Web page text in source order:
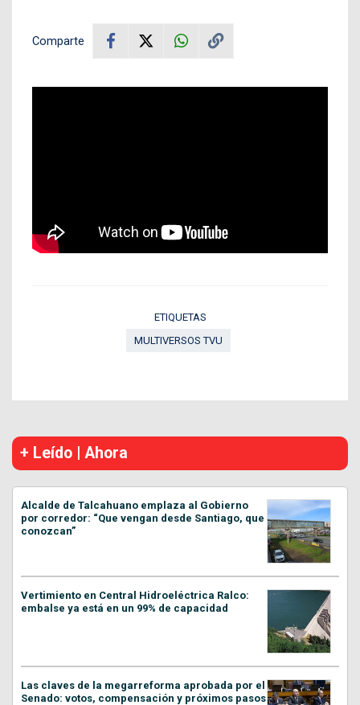
Comparte
ETIQUETAS
MULTIVERSOS TVU
+ Leído | Ahora
Alcalde de Talcahuano emplaza al Gobierno
por corredor: “Que vengan desde Santiago, que
conozcan”
Vertimiento en Central Hidroeléctrica Ralco:
embalse ya está en un 99% de capacidad
Las claves de la megarreforma aprobada por el
Senado: votos, compensación y próximos pasos